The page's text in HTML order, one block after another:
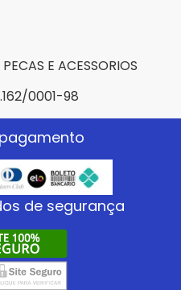
E ACESSORIOS
0001-98
de segurança